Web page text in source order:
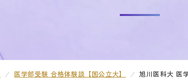
医学部受験 合格体験談【国公立大】 旭川医科大 医